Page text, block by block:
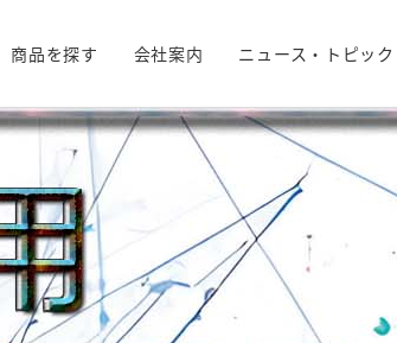
商品を探す 会社案内 ニュース・トピック